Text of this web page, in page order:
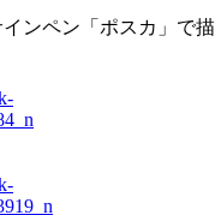
ンペン「ポスカ」で描